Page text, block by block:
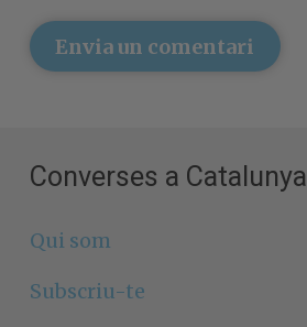
Envia un comentari
Converses a Catalunya
Qui som
Subscriu-te